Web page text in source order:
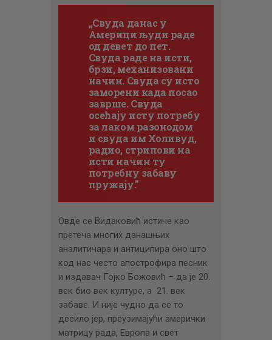
„Свуда данас у
Америци људи раде
од девет до пет.
Свуда раде на исти,
брзи, механизовани
начин. Свуда су исто
заморени када посао
заврше. Свуда
осећају исту потребу
за лаком разонодом
и свуда им Холивуд,
радио, стрипови на
исти начин ту
потребну забаву
пружају.”
Овде се Видаковић истиче као
претеча многих данашњих
аналитичара и антиципира оно што
код нас често апострофира песник
и издавач Гојко Божовић – да је 20.
век био век културе, а 21. век
забаве. И није чудно да се то
десило јер, преузимајући амерички
матрицу рада, Европа и свет